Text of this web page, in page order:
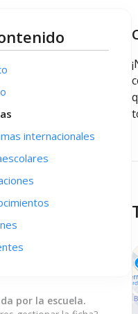
internacionales
por la escuela.